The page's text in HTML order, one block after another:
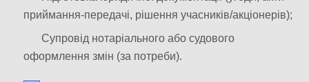
приймання-передачі, рішення учасників/акціонерів);
Супровід нотаріального або судового
оформлення змін (за потреби).